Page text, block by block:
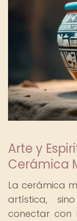
Arte y
Cerámica
La cerámica
artística,
conectar con